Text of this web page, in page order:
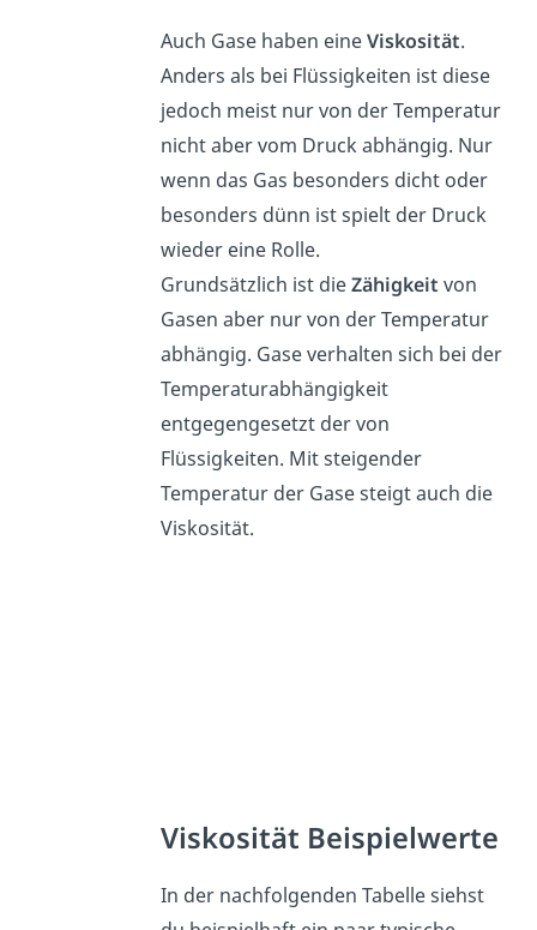
Auch Gase haben eineViskosität.
Anders als bei Flüssigkeiten ist diese
jedoch meist nur von der Temperatur
nicht aber vom Druck abhängig. Nur
wenn das Gas besonders dicht oder
besonders dünn ist spielt der Druck
wieder eine Rolle.
Grundsätzlich ist dieZähigkeit von
Gasen aber nur von der Temperatur
abhängig. Gase verhalten sich bei der
Temperaturabhängigkeit
entgegengesetzt der von
Flüssigkeiten. Mit steigender
Temperatur der Gase steigt auch die
Viskosität.
Viskosität Beispielwerte
In der nachfolgenden Tabelle siehst